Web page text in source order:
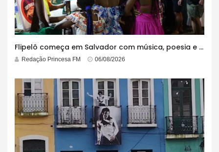
Flipelô começa em Salvador com música, poesia e grande participação
Redação Princesa FM 06/08/2026